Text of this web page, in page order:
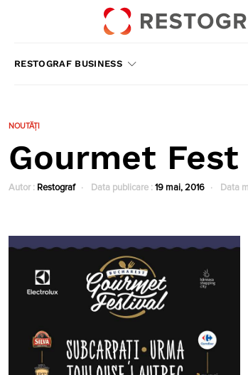
RESTOGRAF BUSINESS
NOUTĂȚI
Gourmet
Autor : Restograf Data publicare : 19 mai, 2016 Data